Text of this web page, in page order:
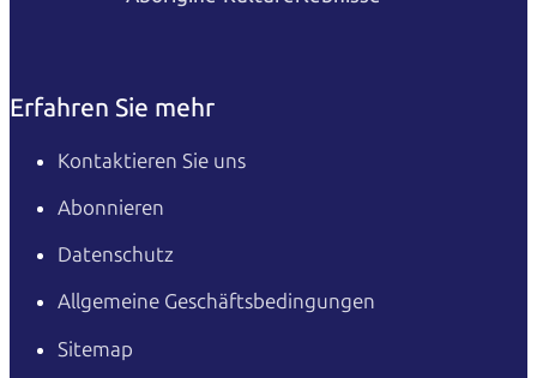
Erfahren Sie mehr
Kontaktieren Sie uns
Abonnieren
Datenschutz
Allgemeine Geschäftsbedingungen
Sitemap